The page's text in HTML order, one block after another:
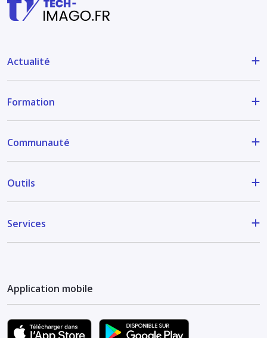
Actualité
Formation
Communauté
Outils
Services
Application mobile